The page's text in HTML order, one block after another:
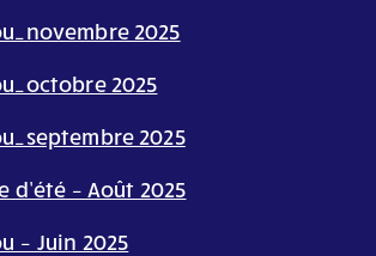
2025
2025
2025
d’été – Août 2025
– Juin 2025